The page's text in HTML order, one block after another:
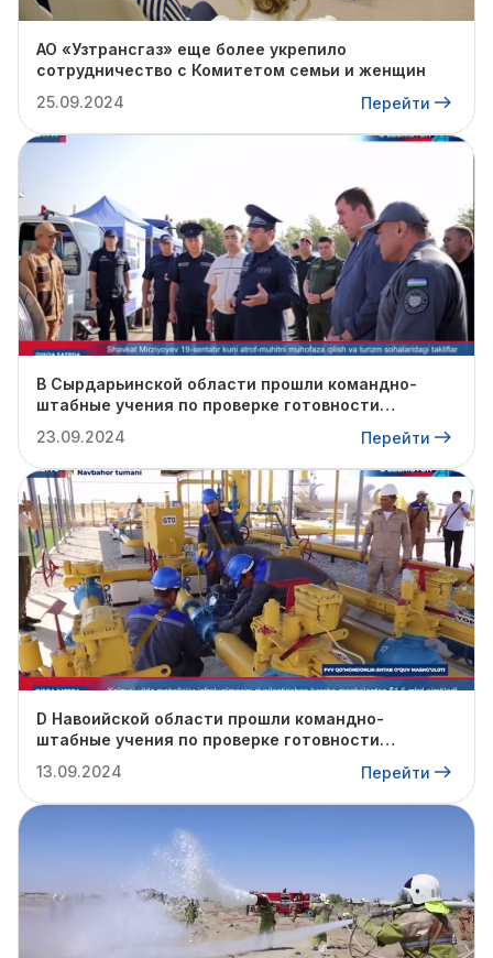
АО «Узтрансгаз» еще более укрепило
сотрудничество с Комитетом семьи и женщин
25.09.2024
Перейти
В Сырдарьинской области прошли командно-
штабные учения по проверке готовности
отопительному сезону.
23.09.2024 Перейти
D Навоийской области прошли командно-
штабные учения по проверке готовности
отопительному сезону.
13.09.2024 Перейти